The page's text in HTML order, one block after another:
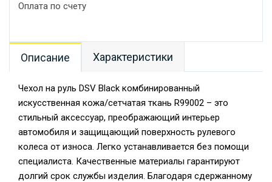
Оплата по счету
Описание Характеристики
Чехол на руль DSV Black комбинированный
искусственная кожа/сетчатая ткань R99002 – это
стильный аксессуар, преображающий интерьер
автомобиля и защищающий поверхность рулевого
колеса от износа. Легко устанавливается без помощи
специалиста. Качественные материалы гарантируют
долгий срок службы изделия. Благодаря сдержанному